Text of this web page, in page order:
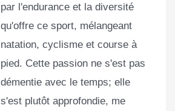
par l'endurance et la diversité
qu'offre ce sport, mélangeant
natation, cyclisme et course à
pied. Cette passion ne s'est pas
démentie avec le temps; elle
s'est plutôt approfondie, me